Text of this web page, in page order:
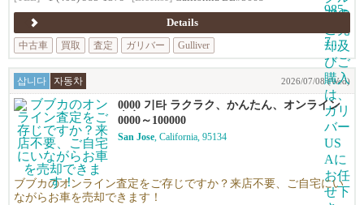
Details
中古車
買取 査定 ガリバー Gulliver
삽니다 자동차 2026/07/08 (Wed)
0000 기타 ラクラク、かんたん、オンライン
査定！
0000～100000
San Jose, California, 95134
ブブカのオンライン査定をご存じですか？来店不要、ご自宅にい
ながらお車を売却できます！